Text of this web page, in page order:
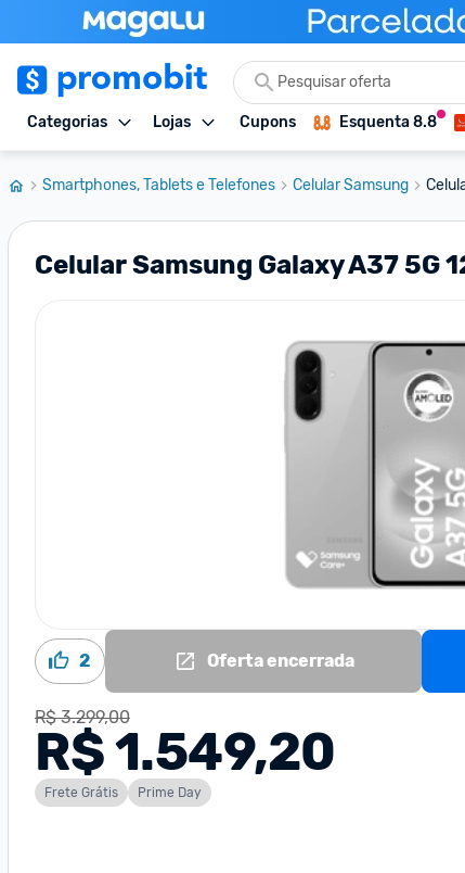
Categorias Lojas Cupons Esquenta 8.8
Smartphones, Tablets e Telefones Celular Samsung
Celular Samsung Galaxy A37 5G
2 Oferta encerrada
R$ 3.299,00
R$ 1.549,20
Frete Grátis Prime Day